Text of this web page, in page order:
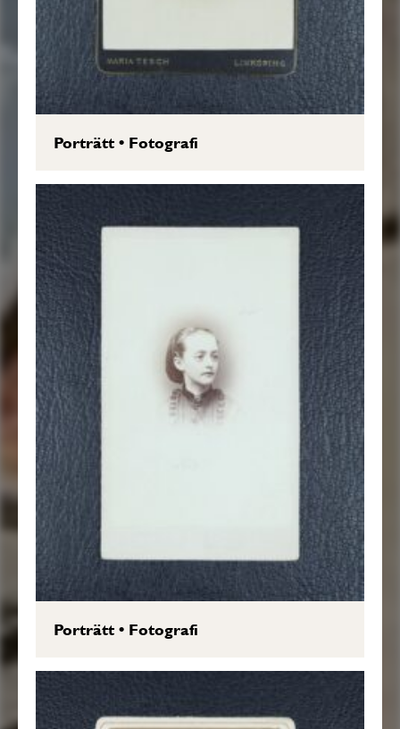
Porträtt• Fotografi
Porträtt• Fotografi